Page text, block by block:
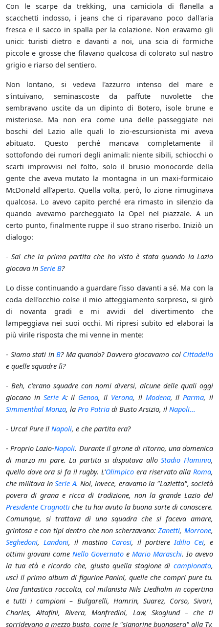
Con le scarpe da trekking, una camiciola di flanella a
scacchetti indosso, i jeans che ci riparavano poco dall'aria
fresca e il sacco in spalla per la colazione. Non eravamo gli
unici: turisti dietro e davanti a noi, una scia di formiche
piccole e grosse che filavano qualcosa di colorato sul nastro
grigio e riarso del sentiero.
Non lontano, si vedeva l'azzurro intenso del mare e
s'intuivano, seminascoste da paffute nuvolette che
sembravano uscite da un dipinto di Botero, isole brune e
misteriose. Ma non era come una delle passeggiate nei
boschi del Lazio alle quali lo zio-escursionista mi aveva
abituato. Questo perché mancava completamente il
sottofondo dei rumori degli animali: niente sibili, schiocchi o
scarti improvvisi nel folto, solo il brusio monocorde della
gente che aveva mutato la montagna in un maxi-formicaio
McDonald all'aperto. Quella volta, però, lo zione rimuginava
qualcosa. Lo avevo capito perché era rimasto in silenzio da
quando avevamo parcheggiato la Opel nel piazzale. A un
certo punto, finalmente ruppe il suo strano riserbo. Iniziò un
dialogo:
-Sai che la prima partita che ho visto è stata quando la Lazio
giocava in Serie B?
Lo disse continuando a guardare fisso davanti a sé. Ma con la
coda dell'occhio colse il mio atteggiamento sorpreso, si girò
di novanta gradi e mi avvidi del divertimento che
lampeggiava nei suoi occhi. Mi ripresi subito ed elaborai la
più virile risposta che mi venne in mente:
- Siamo stati in B? Ma quando? Davvero giocavamo col Cittadella
e quelle squadre lì?
- Beh, c'erano squadre con nomi diversi, alcune delle quali oggi
giocano in Serie A: il Genoa, il Verona, il Modena, ilParma, il
Simmenthal Monza, la Pro Patria di Busto Arsizio, il Napoli...
- Urca! Pure il Napoli, e che partita era?
-Proprio Lazio-Napoli. Durante il girone di ritorno, una domenica
di marzo mi pare. La partita si disputava alloStadio Flaminio,
quello dove ora si fa il rugby. L'Olimpico era riservato allaRoma,
che militava inSerie A. Noi, invece, eravamo la "Lazietta", società
povera di grana e ricca di tradizione, non la grande Lazio del
Presidente Cragnotti che tu hai avuto la buona sorte di conoscere.
Comunque, si trattava di una squadra che si faceva amare,
grintosa e con tipi dentro che non scherzavano:Zanetti,Morrone,
Seghedoni, Landoni, il mastino Carosi, il portiereIdilio Cei, e
ottimi giovani come Nello Governato e Mario Maraschi. Io avevo
la tua età e ricordo che, giusto quella stagione di campionato,
uscì il primo album di figurine Panini, quelle che compri pure tu.
Una fantastica raccolta, col milanista Nils Liedholm in copertina
e tutti i campioni – Bulgarelli, Hamrin, Suarez, Corso, Sivori,
Charles, Altafini, Rivera, Manfredini, Law, Skoglund – che ti
sorridevano a mezzo busto, come le "signorine buonasera" alla Tv.